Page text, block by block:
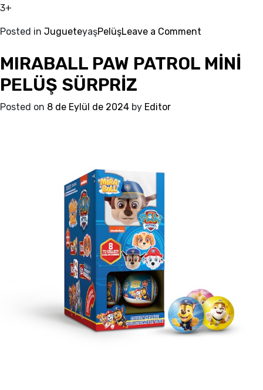
3+
Posted in JugueteyaşPelüşLeave a Comment
TMNT
MİNİ
MIRABALL PAW PATROL MİNİ
PELÜŞ SÜRPRİZ
Posted on 8 de Eylül de 2024 by Editor